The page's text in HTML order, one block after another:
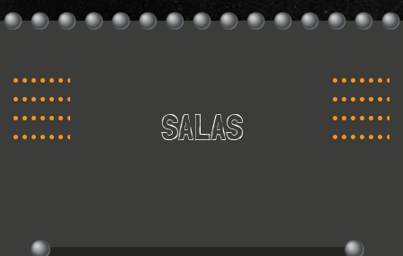
SALAS